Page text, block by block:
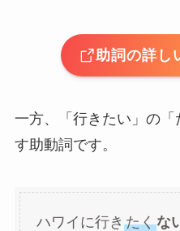
助詞の詳し
一方、「行きたい」の
す助動詞です。
ハワイに行き たくな